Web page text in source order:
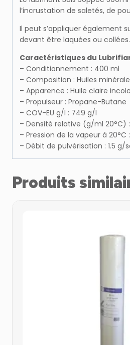
l’incrustation de saletés, de
Il peut s’appliquer également
devant être laquées ou collées.
Caractéristiques du
– Conditionnement : 400 ml
– Composition : Huiles
– Apparence : Huile claire
– Propulseur : Propane-Butane
– COV-EU g/l : 749 g/l
– Densité relative (g/ml 20°C)
– Pression de la vapeur à 20°C
– Débit de pulvérisation : 1.5 g/
Produits